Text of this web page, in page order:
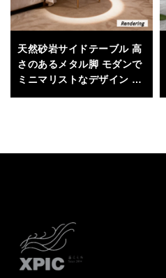
天然砂岩サイドテーブル 高
さのあるメタル脚 モダンで
ミニマリストなデザイン リ